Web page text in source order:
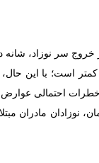
سر نوزاد، شانه
است؛ با این حال،
خطرات احتمالی
مادران